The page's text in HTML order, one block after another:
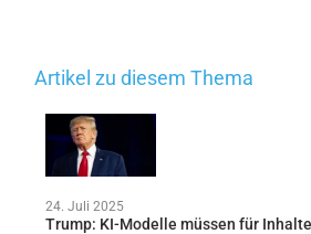
Artikel zu diesem Thema
24. Juli 2025
Trump: KI-Modelle müssen für